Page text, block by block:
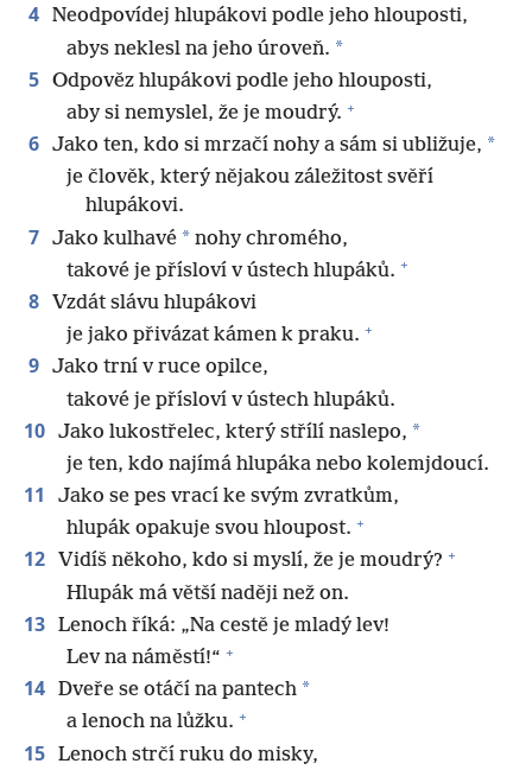
4 Neodpovídej hlupákovi podle jeho hlouposti,
abys neklesl na jeho úroveň. *
5 Odpověz hlupákovi podle jeho hlouposti,
aby si nemyslel, že je moudrý. +
6 Jako ten, kdo si mrzačí nohy a sám si ubližuje, *
je člověk, který nějakou záležitost svěří
hlupákovi.
7 Jako kulhavé * nohy chromého,
takové je přísloví v ústech hlupáků. +
8 Vzdát slávu hlupákovi
je jako přivázat kámen k praku. +
9 Jako trní v ruce opilce,
takové je přísloví v ústech hlupáků.
10 Jako lukostřelec, který střílí naslepo, *
je ten, kdo najímá hlupáka nebo kolemjdoucí.
11
Jako se pes vrací ke svým zvratkům,
hlupák opakuje svou hloupost. +
12 Vidíš někoho, kdo si myslí, že je moudrý? +
Hlupák má větší naději než on.
13 Lenoch říká: „Na cestě je mladý lev!
Lev na náměstí!“ +
14 Dveře se otáčí na pantech *
a lenoch na lůžku. +
15 Lenoch strčí ruku do misky,